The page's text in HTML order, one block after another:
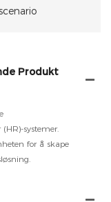
Produkt
systemer.
for å skape